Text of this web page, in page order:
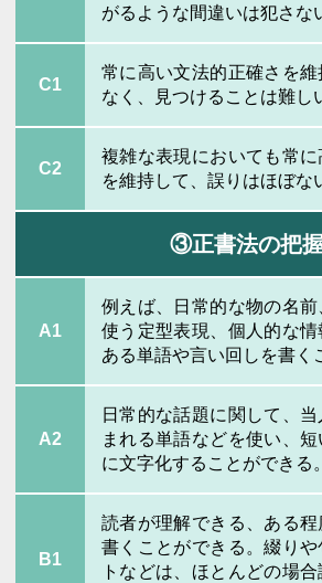
がるような間違いは犯さな
C1
常に高い文法的正確さを
なく、見つけることは難し
C2
複雑な表現においても常
を維持して、誤りはほぼな
③正書法の把
A1
例えば、日常的な物の名
使う定型表現、個人的な
ある単語や言い回しを書く
A2
日常的な話題に関して、
まれる単語などを使い、
に文字化することができる。
B1
読者が理解できる、ある
書くことができる。綴り
トなどは、ほとんどの場